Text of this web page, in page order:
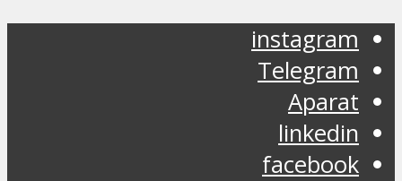
instagram
Telegram
Aparat
linkedin
facebook